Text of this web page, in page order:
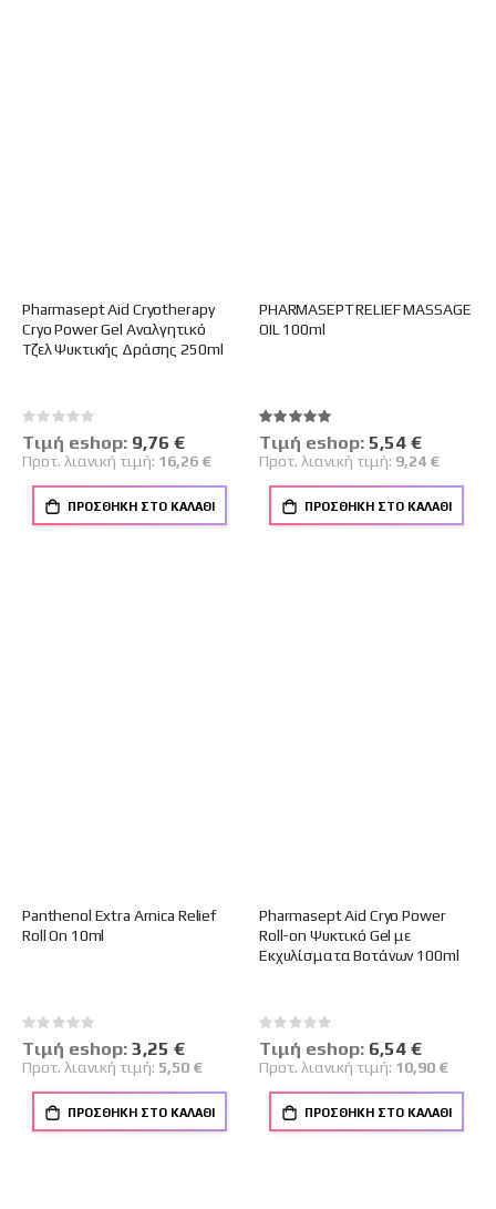
Pharmasept Aid Cryotherapy
Cryo Power Gel Αναλγητικό
Τζελ Ψυκτικής Δράσης 250ml
Rating:
0%
Tιμή eshop: Ειδική
Τιμή
9,76 €
Προτ. λιανική τιμή: 16,26 €
ΠΡΟΣΘΉΚΗ ΣΤΟ ΚΑΛΆΘΙ
PHARMASEPT RELIEF MASSAGE
OIL 100ml
Βαθμολογία:
100%
Tιμή eshop: Ειδική
Τιμή
5,54 €
Προτ. λιανική τιμή: 9,24 €
ΠΡΟΣΘΉΚΗ ΣΤΟ ΚΑΛΆΘΙ
Panthenol Extra Arnica Relief
Roll On 10ml
Rating:
0%
Tιμή eshop: Ειδική
Τιμή
3,25 €
Προτ. λιανική τιμή: 5,50 €
ΠΡΟΣΘΉΚΗ ΣΤΟ ΚΑΛΆΘΙ
Pharmasept Aid Cryo Power
Roll-on Ψυκτικό Gel με
Εκχυλίσματα Βοτάνων 100ml
Rating:
0%
Tιμή eshop: Ειδική
Τιμή
6,54 €
Προτ. λιανική τιμή: 10,90 €
ΠΡΟΣΘΉΚΗ ΣΤΟ ΚΑΛΆΘΙ